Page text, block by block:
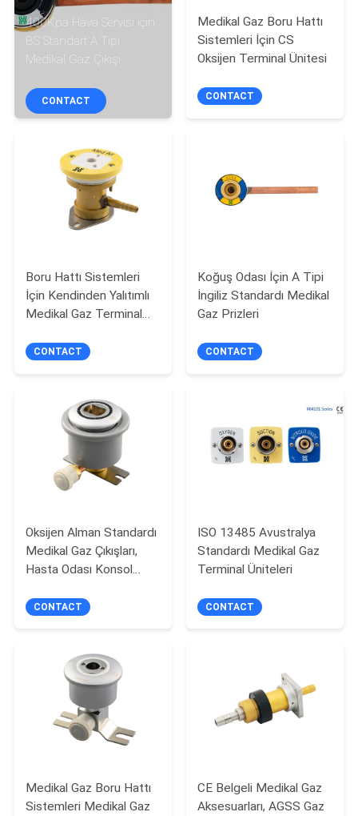
KONTROL
BIZIMLE
ILETIŞIME
GEÇIN
ISTEĞI
SITE
HARITASI
PRIVACY
400Kpa Hava Servisi için
BS Standart A Tipi
Medikal Gaz Çıkışı
CONTACT
Medikal Gaz Boru Hattı
Sistemleri İçin CS
Oksijen Terminal Ünitesi
CONTACT
Boru Hattı Sistemleri
İçin Kendinden Yalıtımlı
Medikal Gaz Terminal
CONTACT
Koğuş Odası İçin A Tipi
İngiliz Standardı Medikal
Gaz Prizleri
CONTACT
Oksijen Alman Standardı
Medikal Gaz Çıkışları,
Hasta Odası Konsol
CONTACT
ISO 13485 Avustralya
Standardı Medikal Gaz
Terminal Üniteleri
CONTACT
Medikal Gaz Boru Hattı
Sistemleri Medikal Gaz
CE Belgeli Medikal Gaz
Aksesuarları, AGSS Gaz